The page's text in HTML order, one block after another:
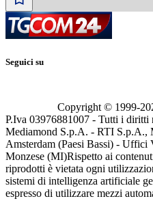
Seguici su
Copyright © 1999-
P.Iva 03976881007 - Tutti i diritti
Mediamond S.p.A. - RTI S.p.A.,
Amsterdam (Paesi Bassi) -
Monzese (MI)Rispetto ai
riprodotti è vietata ogni
sistemi di intelligenza artificiale
espresso di utilizzare mezzi